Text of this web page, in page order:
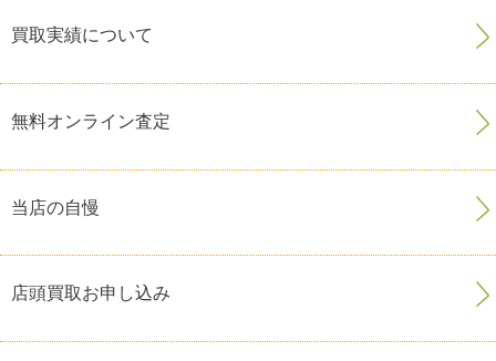
買取実績について
無料オンライン査定
当店の自慢
店頭買取お申し込み